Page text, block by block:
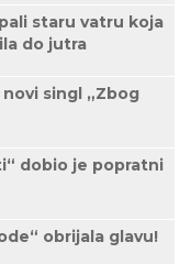
staru vatru koja
do jutra
singl „Zbog
dobio je popratni
obrijala glavu!